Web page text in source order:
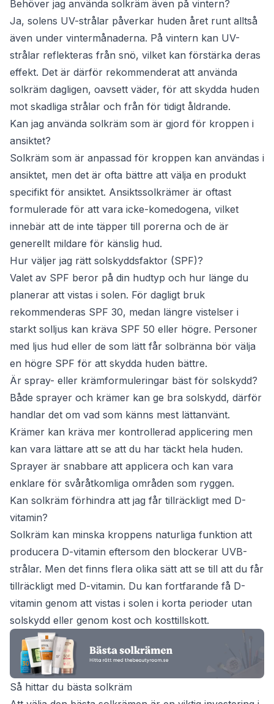
Behöver jag använda solkräm även på vintern?
Ja, solens UV-strålar påverkar huden året runt alltså
även under vintermånaderna. På vintern kan UV-
strålar reflekteras från snö, vilket kan förstärka deras
effekt. Det är därför rekommenderat att använda
solkräm dagligen, oavsett väder, för att skydda huden
mot skadliga strålar och från för tidigt åldrande.
Kan jag använda solkräm som är gjord för kroppen i
ansiktet?
Solkräm som är anpassad för kroppen kan användas i
ansiktet, men det är ofta bättre att välja en produkt
specifikt för ansiktet. Ansiktssolkrämer är oftast
formulerade för att vara icke-komedogena, vilket
innebär att de inte täpper till porerna och de är
generellt mildare för känslig hud.
Hur väljer jag rätt solskyddsfaktor (SPF)?
Valet av SPF beror på din hudtyp och hur länge du
planerar att vistas i solen. För dagligt bruk
rekommenderas SPF 30, medan längre vistelser i
starkt solljus kan kräva SPF 50 eller högre. Personer
med ljus hud eller de som lätt får solbränna bör välja
en högre SPF för att skydda huden bättre.
Är spray- eller krämformuleringar bäst för solskydd?
Både sprayer och krämer kan ge bra solskydd, därför
handlar det om vad som känns mest lättanvänt.
Krämer kan kräva mer kontrollerad applicering men
kan vara lättare att se att du har täckt hela huden.
Sprayer är snabbare att applicera och kan vara
enklare för svåråtkomliga områden som ryggen.
Kan solkräm förhindra att jag får tillräckligt med D-
vitamin?
Solkräm kan minska kroppens naturliga funktion att
producera D-vitamin eftersom den blockerar UVB-
strålar. Men det finns flera olika sätt att se till att du får
tillräckligt med D-vitamin. Du kan fortfarande få D-
vitamin genom att vistas i solen i korta perioder utan
solskydd eller genom kost och kosttillskott.
Så hittar du bästa solkräm